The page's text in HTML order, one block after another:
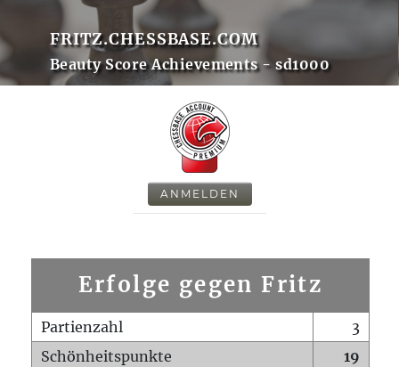
FRITZ.CHESSBASE.COM
Beauty Score Achievements - sd1000
ANMELDEN
Erfolge gegen Fritz
Partienzahl
3
Schönheitspunkte
19